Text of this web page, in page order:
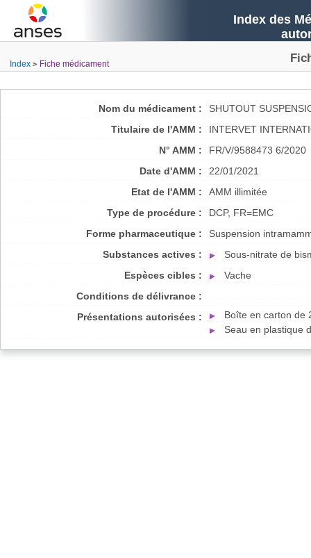
Index des
Index Fiche médicament
Nom du médicament :
SHUTOUT
Titulaire de l'AMM :
INTERVET
N° AMM :
FR/V/9588473 6/2020
Date d'AMM :
22/01/2021
Etat de l'AMM :
AMM illimitée
Type de procédure :
DCP, FR=EMC
Forme pharmaceutique :
Suspension
Substances actives :
Sous-nitrate de
Espèces cibles :
Vache
Conditions de délivrance :
Présentations autorisées :
Boîte en carton de
Seau en plastique